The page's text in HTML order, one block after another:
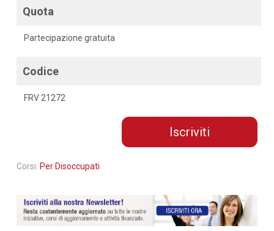
Quota
Partecipazione gratuita
Codice
FRV 21272
Iscriviti
Corsi: Per Disoccupati